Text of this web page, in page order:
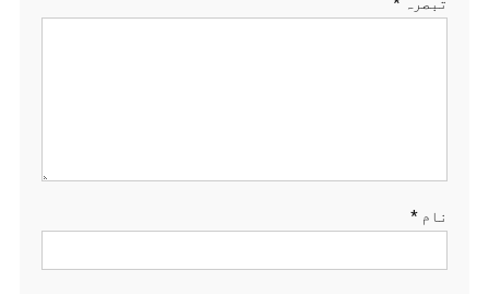
نام *